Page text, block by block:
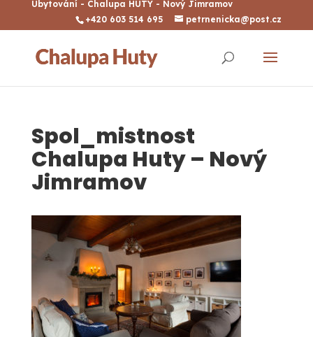
Ubytování - Chalupa HUTY - Nový Jimramov
+420 603 514 695
petrnenicka@post.cz
Spol_mistnost
Chalupa Huty – Nový
Jimramov